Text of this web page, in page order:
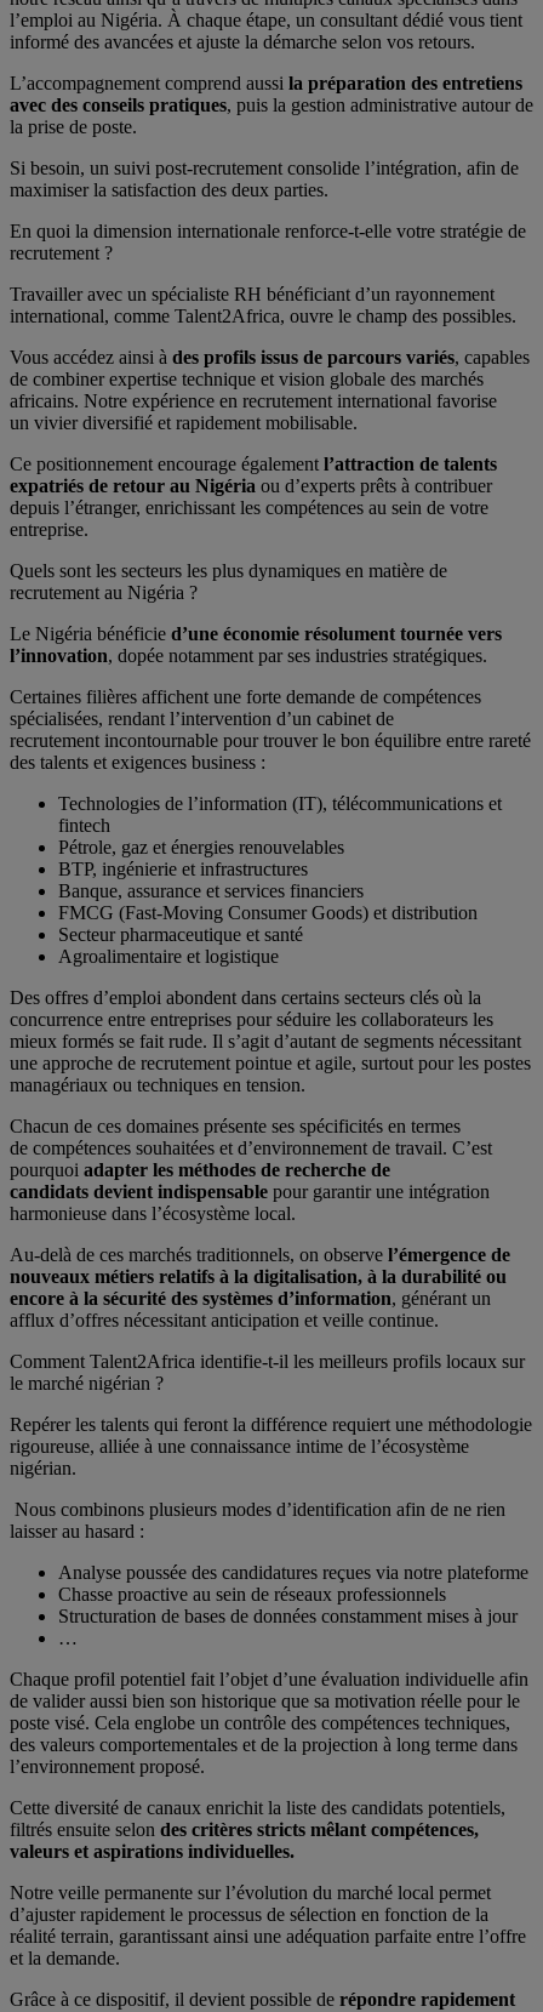
l’emploi au Nigéria. À chaque étape, un consultant dédié vous tient
informé des avancées et ajuste la démarche selon vos retours.
L’accompagnement comprend aussi la préparation des entretiens
avec des conseils pratiques, puis la gestion administrative autour de
la prise de poste.
Si besoin, un suivi post-recrutement consolide l’intégration, afin de
maximiser la satisfaction des deux parties.
En quoi la dimension internationale renforce-t-elle votre stratégie de
recrutement ?
Travailler avec un spécialiste RH bénéficiant d’un rayonnement
international, comme Talent2Africa, ouvre le champ des possibles.
Vous accédez ainsi à des profils issus de parcours variés, capables
de combiner expertise technique et vision globale des marchés
africains. Notre expérience en recrutement international favorise
un vivier diversifié et rapidement mobilisable.
Ce positionnement encourage également l’attraction de talents
expatriés de retour au Nigéria ou d’experts prêts à contribuer
depuis l’étranger, enrichissant les compétences au sein de votre
entreprise.
Quels sont les secteurs les plus dynamiques en matière de
recrutement au Nigéria ?
Le Nigéria bénéficie d’une économie résolument tournée vers
l’innovation, dopée notamment par ses industries stratégiques.
Certaines filières affichent une forte demande de compétences
spécialisées, rendant l’intervention d’un cabinet de
recrutement incontournable pour trouver le bon équilibre entre rareté
des talents et exigences business :
Technologies de l’information (IT), télécommunications et
fintech
Pétrole, gaz et énergies renouvelables
BTP, ingénierie et infrastructures
Banque, assurance et services financiers
FMCG (Fast-Moving Consumer Goods) et distribution
Secteur pharmaceutique et santé
Agroalimentaire et logistique
Des offres d’emploi abondent dans certains secteurs clés où la
concurrence entre entreprises pour séduire les collaborateurs les
mieux formés se fait rude. Il s’agit d’autant de segments nécessitant
une approche de recrutement pointue et agile, surtout pour les postes
managériaux ou techniques en tension.
Chacun de ces domaines présente ses spécificités en termes
de compétences souhaitées et d’environnement de travail. C’est
pourquoi adapter les méthodes de recherche de
candidats devient indispensable pour garantir une intégration
harmonieuse dans l’écosystème local.
Au-delà de ces marchés traditionnels, on observe l’émergence de
nouveaux métiers relatifs à la digitalisation, à la durabilité ou
encore à la sécurité des systèmes d’information, générant un
afflux d’offres nécessitant anticipation et veille continue.
Comment Talent2Africa identifie-t-il les meilleurs profils locaux sur
le marché nigérian ?
Repérer les talents qui feront la différence requiert une méthodologie
rigoureuse, alliée à une connaissance intime de l’écosystème
nigérian.
Nous combinons plusieurs modes d’identification afin de ne rien
laisser au hasard :
Analyse poussée des candidatures reçues via notre plateforme
Chasse proactive au sein de réseaux professionnels
Structuration de bases de données constamment mises à jour
…
Chaque profil potentiel fait l’objet d’une évaluation individuelle afin
de valider aussi bien son historique que sa motivation réelle pour le
poste visé. Cela englobe un contrôle des compétences techniques,
des valeurs comportementales et de la projection à long terme dans
l’environnement proposé.
Cette diversité de canaux enrichit la liste des candidats potentiels,
filtrés ensuite selon des critères stricts mêlant compétences,
valeurs et aspirations individuelles.
Notre veille permanente sur l’évolution du marché local permet
d’ajuster rapidement le processus de sélection en fonction de la
réalité terrain, garantissant ainsi une adéquation parfaite entre l’offre
et la demande.
Grâce à ce dispositif, il devient possible de répondre rapidement